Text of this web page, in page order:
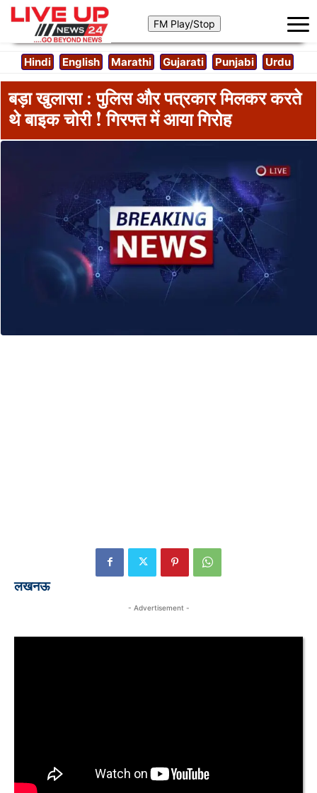
Hindi English Marathi Gujarati Punjabi Urdu
बड़ा खुलासा : पुलिस और पत्रकार मिलकर करते
थे बाइक चोरी ! गिरफ्त में आया गिरोह
लखनऊ
- Advertisement -